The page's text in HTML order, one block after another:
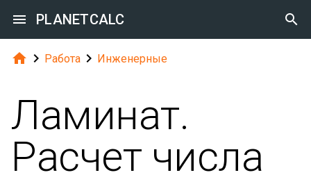
 PLANETCALC 
  Работа  Инженерные
Ламинат.
Расчет числа